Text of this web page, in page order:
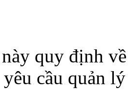
quy định
cầu quản